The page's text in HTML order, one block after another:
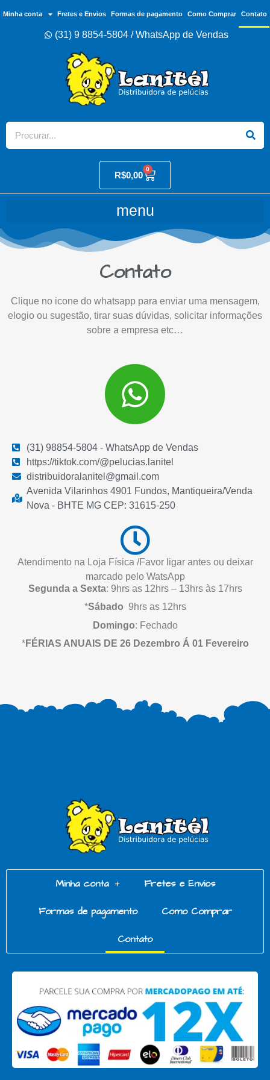
Minha conta Fretes e Envios Formas de pagamento Como Comprar Contato
(31) 9 8854-5804 / WhatsApp de Vendas
R$0,00
0
Contato
Clique no icone do whatsapp para enviar uma mensagem,
elogio ou sugestão, tirar suas dúvidas, solicitar informações
sobre a empresa etc…
Atendimento na Loja Física /Favor ligar antes ou deixar
marcado pelo WatsApp
Segunda a Sexta: 9hrs as 12hrs – 13hrs às 17hrs
*Sábado 9hrs as 12hrs
Domingo: Fechado
*FÉRIAS ANUAIS DE 26 Dezembro Á 01 Fevereiro
(31) 98854-5804 - WhatsApp de Vendas
https://tiktok.com/@pelucias.lanitel
distribuidoralanitel@gmail.com
Avenida Vilarinhos 4901 Fundos, Mantiqueira/Venda
Nova - BHTE MG CEP: 31615-250
Minha conta Fretes e Envios
Formas de pagamento Como Comprar
Contato